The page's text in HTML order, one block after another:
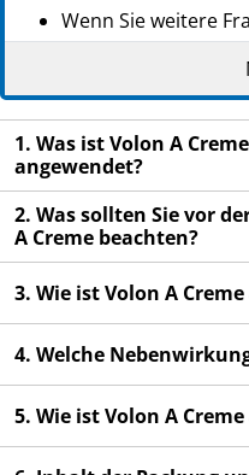
Wenn Sie weitere
an Ihren Arzt oder
Dieses Arzneimittel
verschrieben.
Es kann anderen
diese die gleichen
Wenn Sie
sich an Ihren Arzt
Packungsbeilage
1. Was ist Volon A
angewendet?
2. Was sollten Sie vor
A Creme beachten?
3. Wie ist Volon A
4. Welche
5. Wie ist Volon A